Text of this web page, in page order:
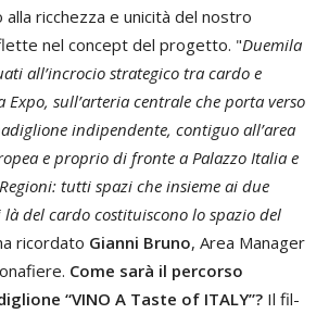
alla ricchezza e unicità del nostro
nel concept del progetto. "Duemila
all’incrocio strategico tra cardo e
Expo, sull’arteria centrale che porta verso
indipendente, contiguo all’area
e proprio di fronte a Palazzo Italia e
tutti spazi che insieme ai due
del cardo costituiscono lo spazio del
ricordato Gianni Bruno, Area Manager
Come sarà il percorso
“VINO A Taste of ITALY”? Il fil-